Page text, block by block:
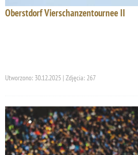
Oberstdorf Vierschanzentournee II
Utworzono: 30.12.2025 | Zdjęcia: 267